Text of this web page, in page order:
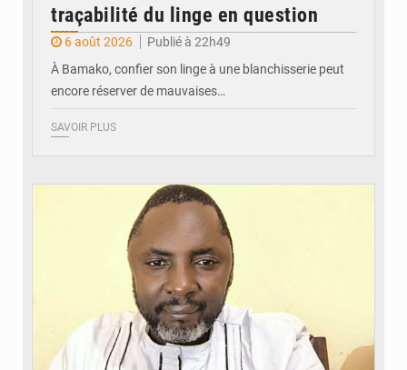
traçabilité du linge en question
6 août 2026
Publié à 22h49
À Bamako, confier son linge à une blanchisserie peut
encore réserver de mauvaises…
SAVOIR PLUS